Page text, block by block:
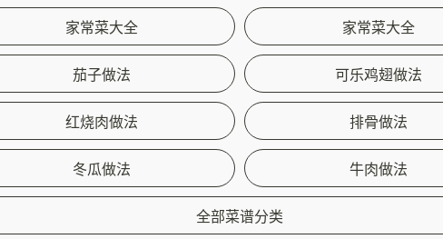
家常菜大全 家常菜大全
茄子做法 可乐鸡翅做法
红烧肉做法 排骨做法
冬瓜做法 牛肉做法
全部菜谱分类